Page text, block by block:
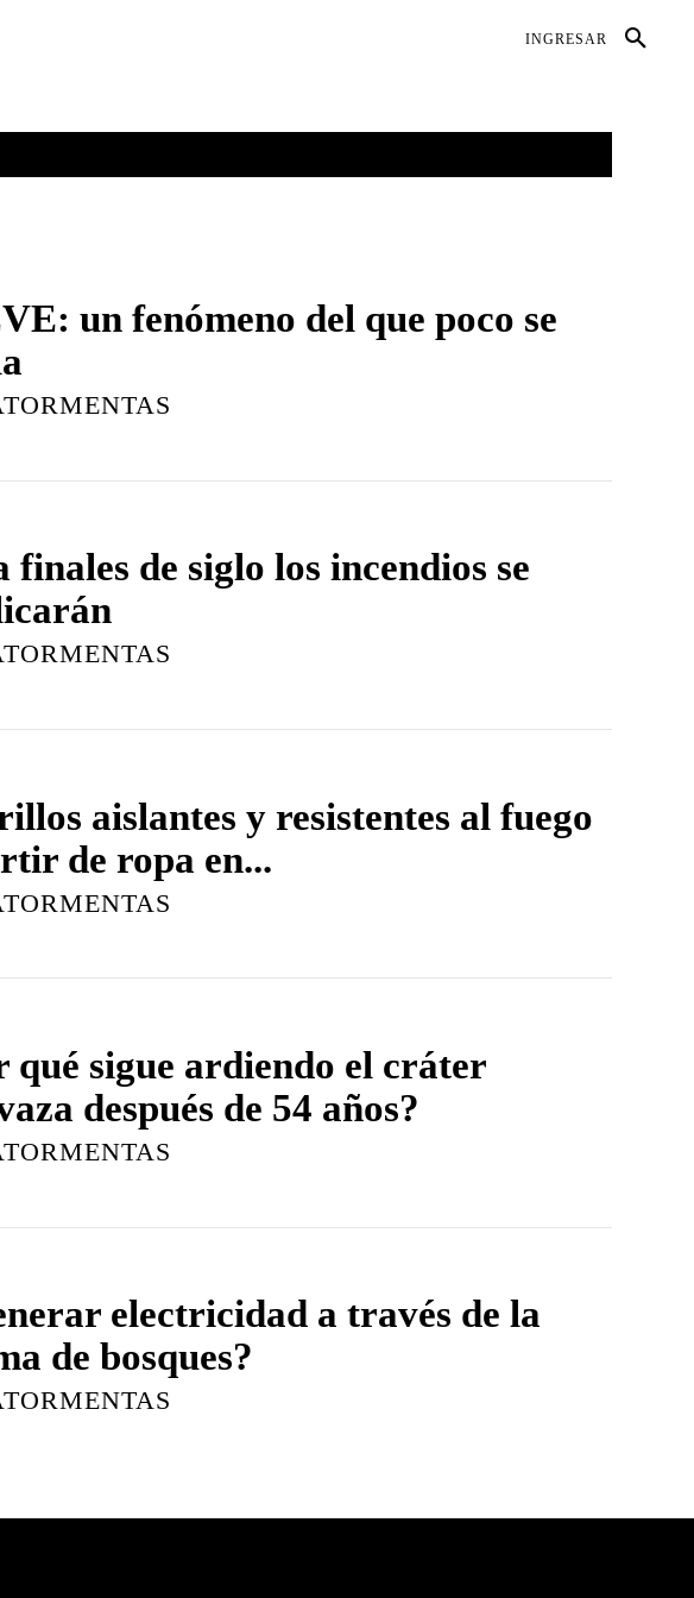
GALERÍASMORE
INGRESAR
un fenómeno del que poco se
finales de siglo los incendios se
aislantes y resistentes al fuego
de ropa en...
qué sigue ardiendo el cráter
después de 54 años?
electricidad a través de la
de bosques?